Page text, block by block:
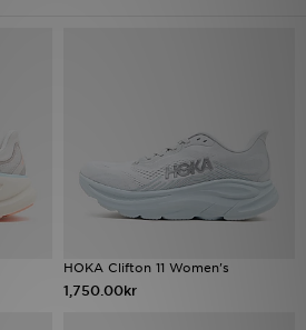
HOKA Clifton 11 Women's
1,750.00kr